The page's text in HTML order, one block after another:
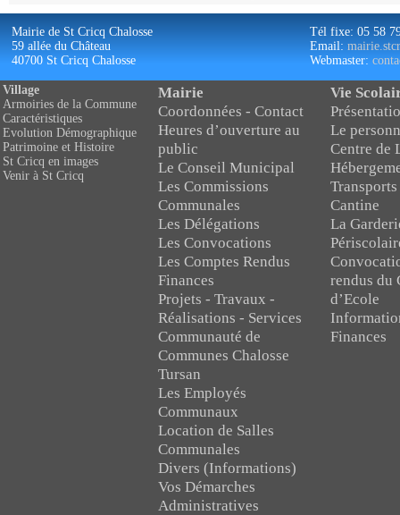
Mairie de St Cricq Chalosse
59 allée du Château
40700 St Cricq Chalosse
Tél fixe: 05 58
Email:
Webmaster:
Village
Armoiries de la Commune
Caractéristiques
Evolution Démographique
Patrimoine et Histoire
St Cricq en images
Venir à St Cricq
Mairie
Coordonnées - Contact
Heures d’ouverture au
public
Le Conseil Municipal
Les Commissions
Communales
Les Délégations
Les Convocations
Les Comptes Rendus
Finances
Projets - Travaux -
Réalisations - Services
Communauté de
Communes Chalosse
Tursan
Les Employés
Communaux
Location de Salles
Communales
Divers (Informations)
Vos Démarches
Administratives
Vie
Le
Centre de
Cantine
La
rendus du
d’Ecole
Finances